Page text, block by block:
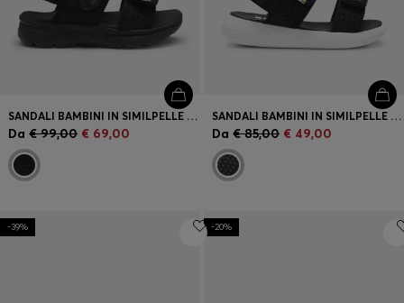
SANDALI BAMBINI IN SIMILPELLE E RETE
Da € 99,00 € 69,00
SANDALI BAMBINI IN SIMILPELLE E RETE
Da € 85,00 € 49,00
-39% -20%